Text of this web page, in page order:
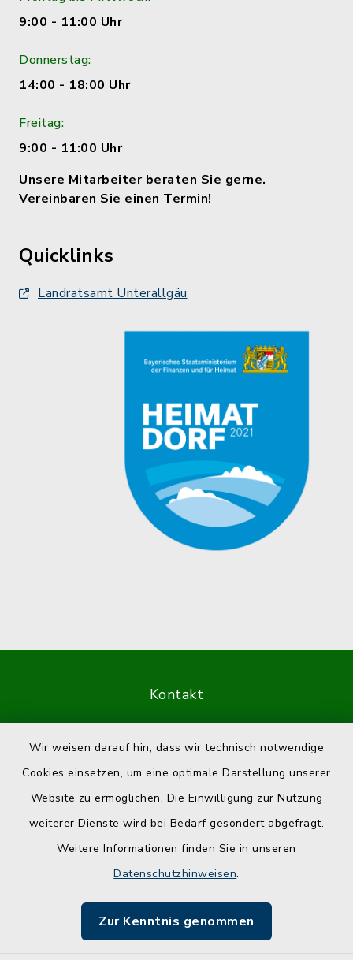
Wir weisen darauf hin, dass wir technisch notwendige
Cookies einsetzen, um eine optimale Darstellung unserer
Website zu ermöglichen. Die Einwilligung zur Nutzung
weiterer Dienste wird bei Bedarf gesondert abgefragt.
Weitere Informationen finden Sie in unseren
Datenschutzhinweisen.
Zur Kenntnis genommen
9:00 - 11:00 Uhr
Donnerstag:
14:00 - 18:00 Uhr
Freitag:
9:00 - 11:00 Uhr
Unsere Mitarbeiter beraten Sie gerne.
Vereinbaren Sie einen Termin!
Quicklinks
Landratsamt Unterallgäu
Kontakt
Datenschutz
Impressum
Sitemap
Cookie-Einstellungen